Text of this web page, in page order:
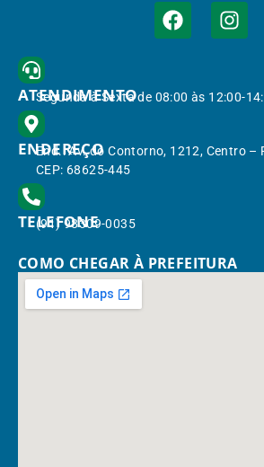
ATENDIMENTO
Segunda à Sexta de 08:00 às 12:00-
ENDEREÇO
End.: Av. do Contorno, 1212, Centro –
CEP: 68625-445
TELEFONE
(91) 98309-0035
COMO CHEGAR À PREFEITURA